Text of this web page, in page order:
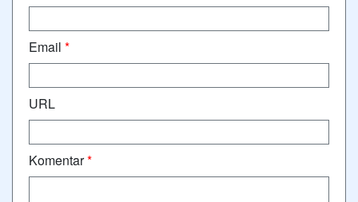
Email *
URL
Komentar*